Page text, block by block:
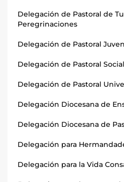
Delegación de Pastoral de
Peregrinaciones
Delegación de Pastoral
Delegación de Pastoral
Delegación de Pastoral
Delegación Diocesana de
Delegación Diocesana de
Delegación para
Delegación para la Vida